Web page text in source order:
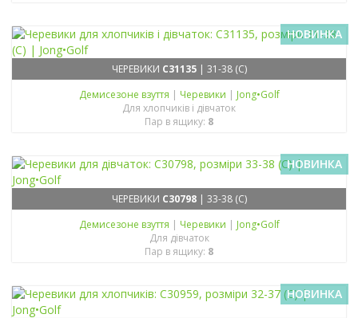
НОВИНКА
ЧЕРЕВИКИ C31135| 31-38 (C)
Демисезонe взуття | Черевики | Jong•Golf
Для хлопчиків і дівчаток
Пар в ящику: 8
НОВИНКА
ЧЕРЕВИКИ C30798| 33-38 (C)
Демисезонe взуття | Черевики | Jong•Golf
Для дівчаток
Пар в ящику: 8
НОВИНКА